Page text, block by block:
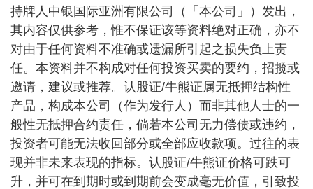
持牌人中银国际亚洲有限公司（「本公司」）发出，
其内容仅供参考，惟不保证该等资料绝对正确，亦不
对由于任何资料不准确或遗漏所引起之损失负上责
任。本资料并不构成对任何投资买卖的要约，招揽或
邀请，建议或推荐。认股证/牛熊证属无抵押结构性
产品，构成本公司（作为发行人）而非其他人士的一
般性无抵押合约责任，倘若本公司无力偿债或违约，
投资者可能无法收回部分或全部应收款项。过往的表
现并非未来表现的指标。认股证/牛熊证价格可跌可
升，并可在到期时或到期前会变成毫无价值，引致投